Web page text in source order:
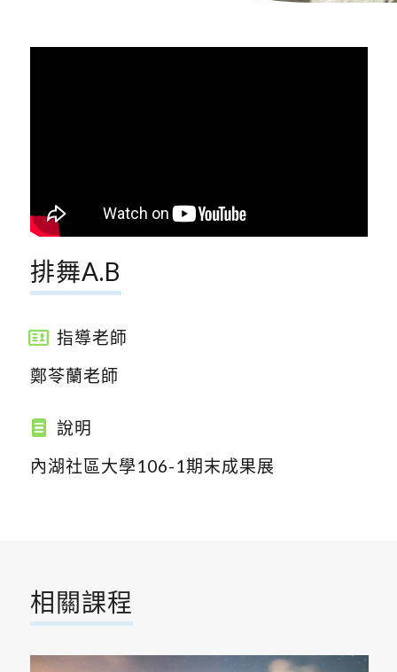
排舞A.B
指導老師
鄭苓蘭老師
說明
內湖社區大學106-1期末成果展
相關課程